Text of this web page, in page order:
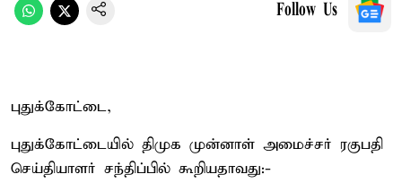
Follow Us
புதுக்கோட்டை,
புதுக்கோட்டையில் திமுக முன்னாள் அமைச்சர் ரகுபதி
செய்தியாளர் சந்திப்பில் கூறியதாவது:-